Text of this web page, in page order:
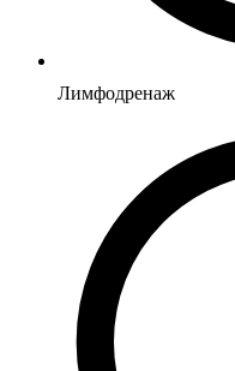
Лимфодренаж